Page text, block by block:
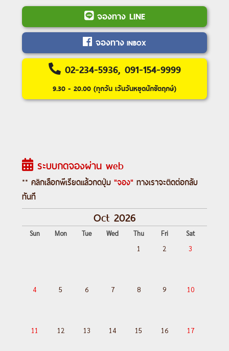
อเรส-กิจกรรมขับG-KART- เมืองโตเกียว-
**ปิ้งย่างพรีเมียมROKKASEN**
อิสระช้อปปิ้ง
แลนด์
Day 7 :
แฮรรี่ พอตเตอร์ สตูดิโอ โตเกียว-ช้อป
จองทาง LINE
จองทาง INBOX
02-234-5936, 091-154-9999
9.30 - 20.00 (ทุกวัน เว้นวันหยุดนักขัตฤกษ์)
ระบบกดจองผ่าน web
** คลิกเลือกพีเรียดแล้วกดปุ่ม "จอง" ทางเราจะติดต่อกลับ
ทันที
Oct 2026
Sun Mon Tue Wed Thu Fri
Sat
1
2 3
4 5 6 7 8 9 10
11 12 13 14 15 16 17